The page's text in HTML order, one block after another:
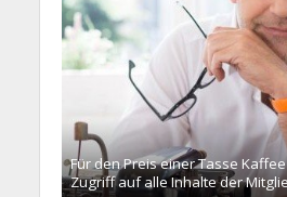
Für den Preis einer Tasse
Zugriff auf alle Inhalte der